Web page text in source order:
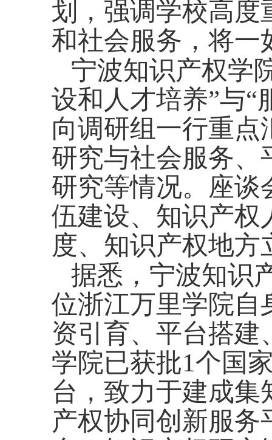
划，强调学校高度
和社会服务，将一
宁波知识产权学
设和人才培养”与“
向调研组一行重点
研究与社会服务、
研究等情况。座谈
伍建设、知识产权
度、知识产权地
据悉，宁波知识
位浙江万里学院自
资引育、平台搭建
学院已获批1个国
台，致力于建成
产权协同创新服务